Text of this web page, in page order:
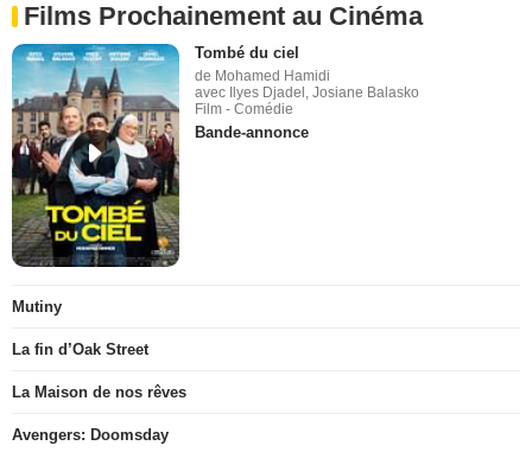
Films Prochainement au Cinéma
Tombé du ciel
de Mohamed Hamidi
avec Ilyes Djadel, Josiane Balasko
Film - Comédie
Bande-annonce
Mutiny
La fin d’Oak Street
La Maison de nos rêves
Avengers: Doomsday